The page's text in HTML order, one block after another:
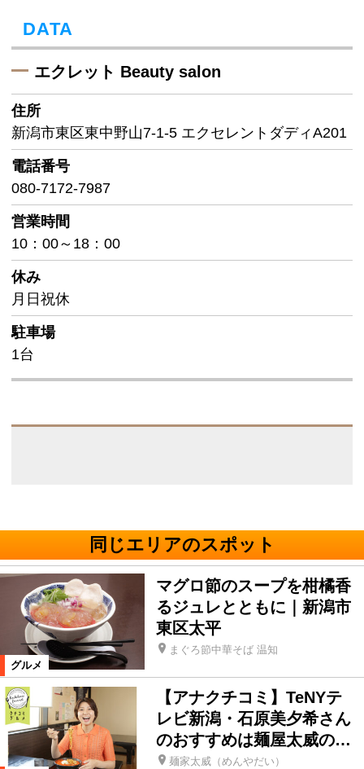
DATA
エクレット Beauty salon
住所
新潟市東区東中野山7-1-5 エクセレントダディA201
電話番号
080-7172-7987
営業時間
10：00～18：00
休み
月日祝休
駐車場
1台
同じエリアのスポット
グルメ
マグロ節のスープを柑橘香
るジュレとともに｜新潟市
東区太平
まぐろ節中華そば 温知
【アナクチコミ】TeNYテ
レビ新潟・石原美夕希さん
のおすすめは麺屋太威の…
麺家太威（めんやだい）